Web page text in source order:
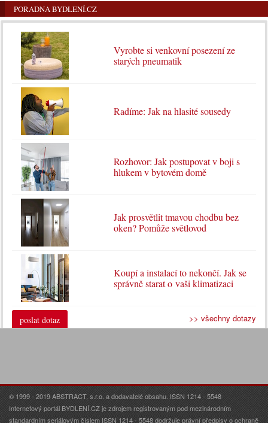
PORADNA BYDLENÍ.CZ
Vyrobte si venkovní posezení ze
starých pneumatik
Radíme: Jak na hlasité sousedy
Rozhovor: Jak postupovat v boji s
hlukem v bytovém domě
Jak prosvětlit tmavou chodbu bez
oken? Pomůže světlovod
Koupí a instalací to nekončí. Jak se
správně starat o vaši klimatizaci
poslat dotaz >> všechny dotazy
© 1999 - 2019 ABSTRACT, s.r.o. a dodavatelé obsahu. ISSN 1214 - 5548
Internetový portál BYDLENÍ.CZ je zdrojem registrovaným pod mezinárodním
standardním seriálovým číslem ISSN 1214 - 5548 dodržuje právní předpisy o ochraně